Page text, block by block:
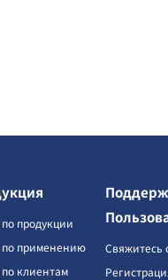
продукции
по применению
клиентам
Свяжитесь